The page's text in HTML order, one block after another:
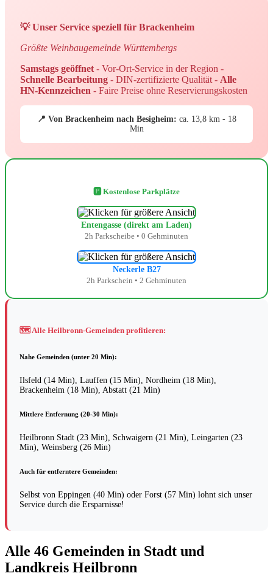
💡 Unser Service speziell für Brackenheim
Größte Weinbaugemeinde Württembergs
Samstags geöffnet - Vor-Ort-Service in der Region -
Schnelle Bearbeitung - DIN-zertifizierte Qualität - Alle
HN-Kennzeichen - Faire Preise ohne Reservierungskosten
📍 Von Brackenheim nach Besigheim: ca. 13,8 km - 18
Min
🅿️ Kostenlose Parkplätze
Entengasse (direkt am Laden)
2h Parkscheibe • 0 Gehminuten
Neckerle B27
2h Parkschein • 2 Gehminuten
🗺️ Alle Heilbronn-Gemeinden profitieren:
Nahe Gemeinden (unter 20 Min):
Ilsfeld (14 Min), Lauffen (15 Min), Nordheim (18 Min),
Brackenheim (18 Min), Abstatt (21 Min)
Mittlere Entfernung (20-30 Min):
Heilbronn Stadt (23 Min), Schwaigern (21 Min), Leingarten (23
Min), Weinsberg (26 Min)
Auch für entferntere Gemeinden:
Selbst von Eppingen (40 Min) oder Forst (57 Min) lohnt sich unser
Service durch die Ersparnisse!
Alle 46 Gemeinden in Stadt und
Landkreis Heilbronn